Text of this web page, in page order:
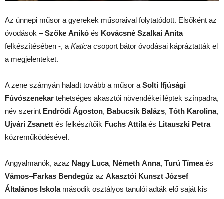
Az ünnepi műsor a gyerekek műsoraival folytatódott. Elsőként az
óvodások –Szőke Anikó és Kovácsné Szalkai Anita
felkészítésében -, a Katica csoport bátor óvodásai kápráztatták el
a megjelenteket.
A zene szárnyán haladt tovább a műsor a Solti Ifjúsági
Fúvószenekar tehetséges akasztói növendékei léptek színpadra,
név szerint Endrődi Ágoston, Babucsik Balázs, Tóth Karolina,
Ujvári Zsanett és felkészítőik Fuchs Attilaés Litauszki Petra
közreműködésével.
Angyalmanók, azaz Nagy Luca, Németh Anna, Turú Tímeaés
Vámos–Farkas Bendegúz az Akasztói Kunszt József
Általános Iskolamásodik osztályos tanulói adták elő saját kis